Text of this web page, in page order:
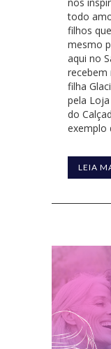
todo
filhos
mesmo
aqui no
recebem
filha
pela
do
exemplo
LEIA